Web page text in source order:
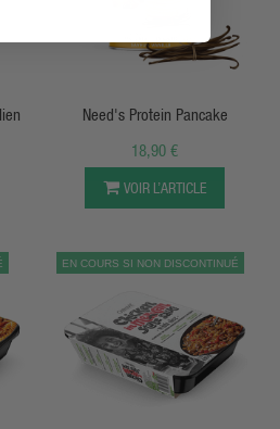
APERÇU RAPIDE
Need's Protein Pancake
18,90 €
VOIR L’ARTICLE
EN COURS SI NON DISCONTINUÉ